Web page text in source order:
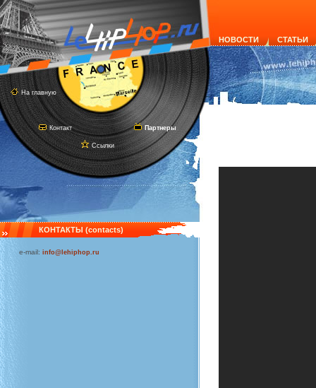
На главную
Контакт
Ссылки
Партнеры
НОВОСТИ СТАТЬИ
КОНТАКТЫ (contacts)
e-mail: info@lehiphop.ru